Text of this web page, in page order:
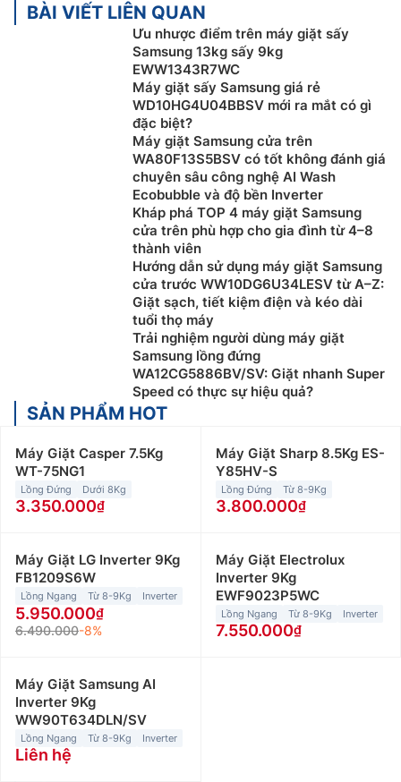
BÀI VIẾT LIÊN QUAN
Ưu nhược điểm trên máy giặt sấy
Samsung 13kg sấy 9kg
EWW1343R7WC
Máy giặt sấy Samsung giá rẻ
WD10HG4U04BBSV mới ra mắt có gì
đặc biệt?
Máy giặt Samsung cửa trên
WA80F13S5BSV có tốt không đánh giá
chuyên sâu công nghệ AI Wash
Ecobubble và độ bền Inverter
Kháp phá TOP 4 máy giặt Samsung
cửa trên phù hợp cho gia đình từ 4–8
thành viên
Hướng dẫn sử dụng máy giặt Samsung
cửa trước WW10DG6U34LESV từ A–Z:
Giặt sạch, tiết kiệm điện và kéo dài
tuổi thọ máy
Trải nghiệm người dùng máy giặt
Samsung lồng đứng
WA12CG5886BV/SV: Giặt nhanh Super
Speed có thực sự hiệu quả?
SẢN PHẨM HOT
Máy Giặt Casper 7.5Kg
WT-75NG1
Lồng Đứng Dưới 8Kg
3.350.000
Máy Giặt Sharp 8.5Kg ES-
Y85HV-S
Lồng Đứng Từ 8-9Kg
3.800.000
Máy Giặt LG Inverter 9Kg
FB1209S6W
Lồng Ngang Từ 8-9Kg Inverter
5.950.000
6.490.000-8%
Máy Giặt Electrolux
Inverter 9Kg
EWF9023P5WC
Lồng Ngang Từ 8-9Kg Inverter
7.550.000
Máy Giặt Samsung AI
Inverter 9Kg
WW90T634DLN/SV
Lồng Ngang Từ 8-9Kg Inverter
Liên hệ